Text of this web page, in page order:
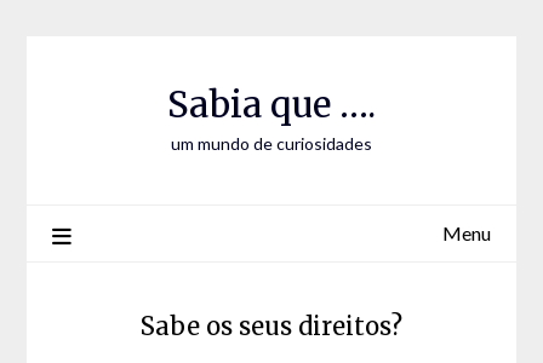
Sabia que ….
um mundo de curiosidades
Menu
Sabe os seus direitos?